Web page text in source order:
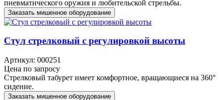
пневматического оружия и любительской стрельбы.
Заказать мишенное оборудование
Стул стрелковый с регулировкой высоты
Артикул: 000251
Цена по запросу
Стрелковый табурет имеет комфортное, вращающиеся на 360°
сидение.
Заказать мишенное оборудование